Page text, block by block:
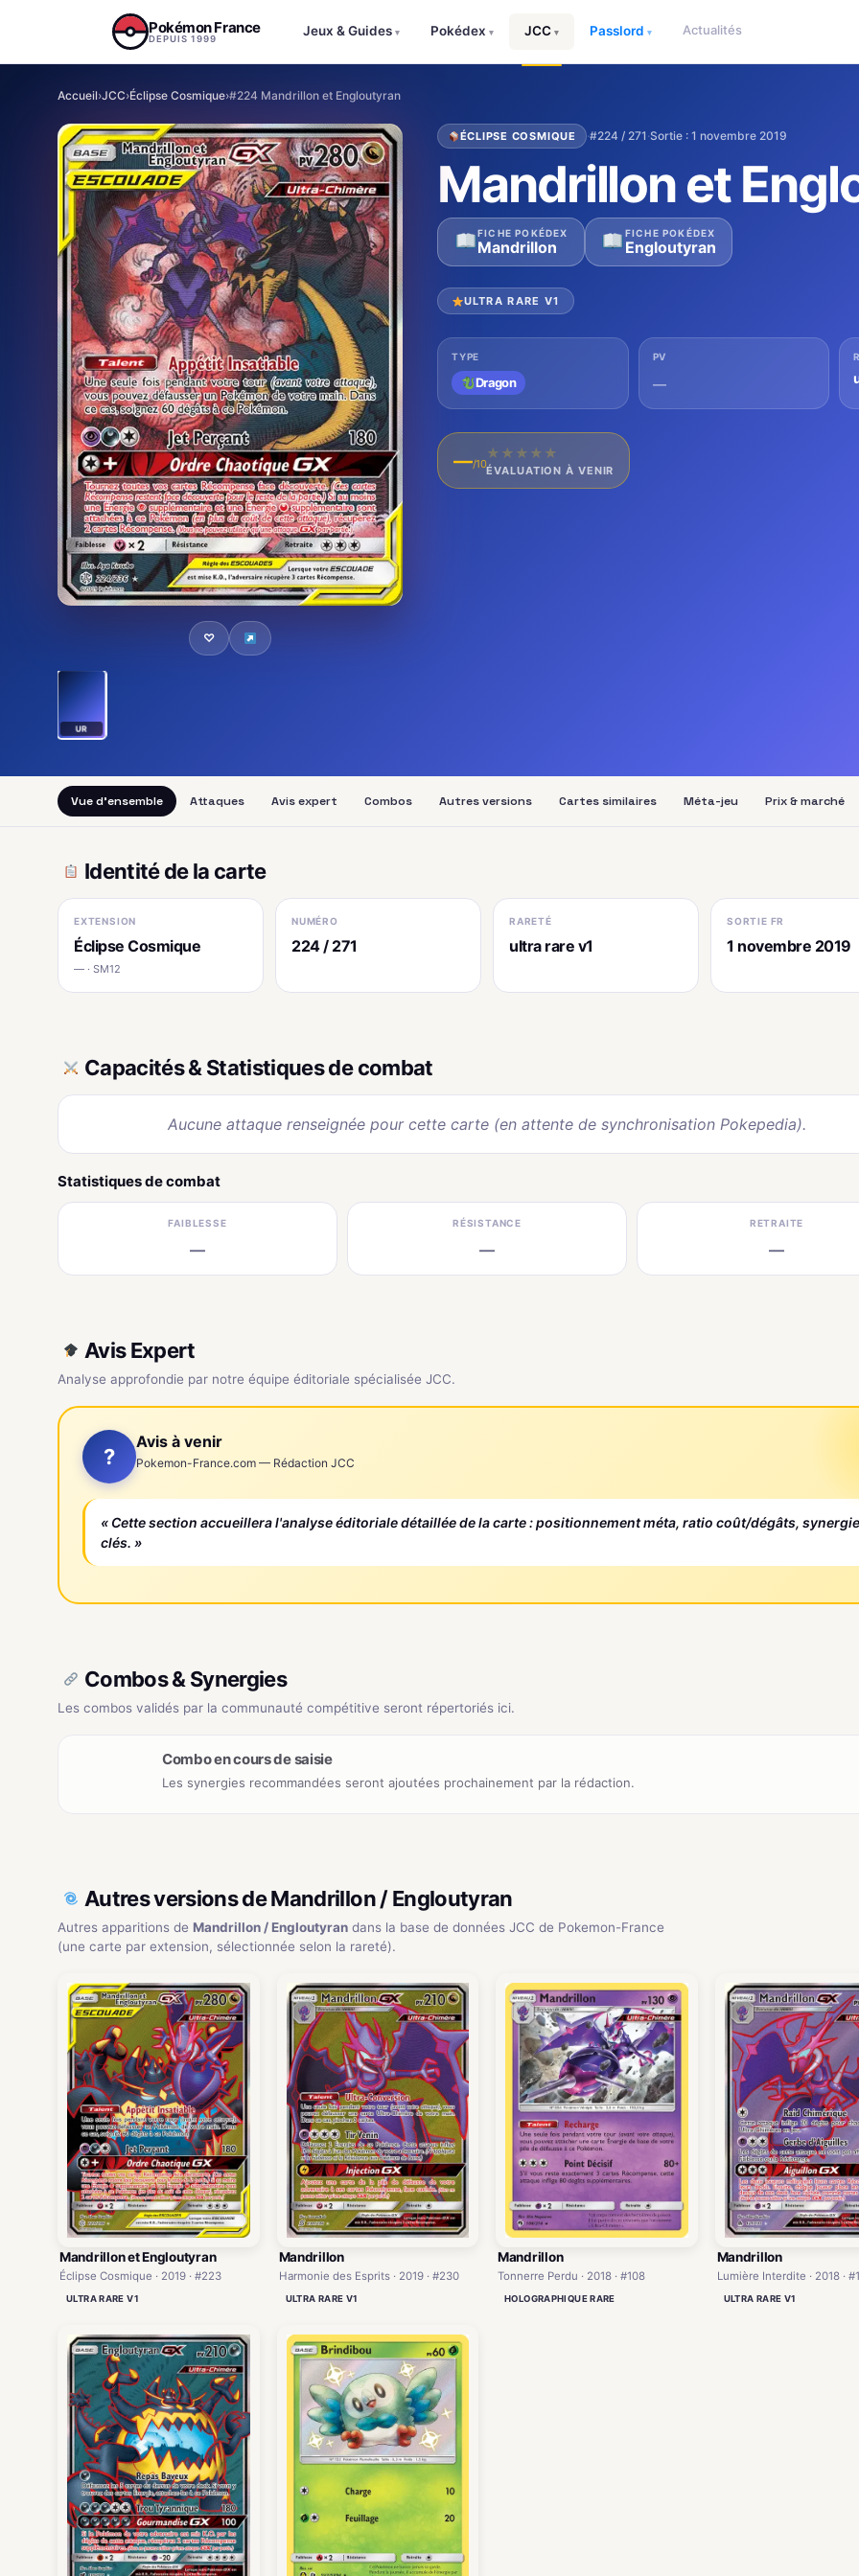
Pokémon France
DEPUIS 1999
Jeux & Guides ▾ Pokédex ▾ JCC ▾ Passlord ▾ Actualités
Accueil›JCC›Éclipse Cosmique›#224 Mandrillon et Engloutyran
♡
UR
ÉCLIPSE COSMIQUE ·#224 / 271 ·Sortie : 1 novembre 2019
Mandrillon et
FICHE POKÉDEX
Mandrillon
FICHE POKÉDEX
Engloutyran
ULTRA RARE V1
TYPE
Dragon
PV
—
—/10
★ ★ ★ ★ ★
ÉVALUATION À VENIR
Vue d'ensemble Attaques Avis expert Combos Autres versions Cartes similaires Méta-jeu Prix & marché
Identité de la carte
EXTENSION
Éclipse Cosmique
— · SM12
NUMÉRO
224 / 271
RARETÉ
ultra rare v1
SORTIE FR
1 novembre 2019
Capacités & Statistiques de combat
Aucune attaque renseignée pour cette carte (en attente de synchronisation Pokepedia).
Statistiques de combat
FAIBLESSE
—
RÉSISTANCE
—
RETRAITE
—
Avis Expert
Analyse approfondie par notre équipe éditoriale spécialisée JCC.
?
Avis à venir
Pokemon-France.com — Rédaction JCC
« Cette section accueillera l'analyse éditoriale détaillée de la carte : positionnement méta, ratio coût/dégâts,
clés. »
Combos & Synergies
Les combos validés par la communauté compétitive seront répertoriés ici.
Combo en cours de saisie
Les synergies recommandées seront ajoutées prochainement par la rédaction.
Autres versions de Mandrillon / Engloutyran
Autres apparitions de Mandrillon / Engloutyran dans la base de données JCC de Pokemon-France
(une carte par extension, sélectionnée selon la rareté).
Mandrillon et Engloutyran
Éclipse Cosmique · 2019 · #223
ULTRA RARE V1
Mandrillon
Harmonie des Esprits · 2019 · #230
ULTRA RARE V1
Mandrillon
Tonnerre Perdu · 2018 · #108
HOLOGRAPHIQUE RARE
Mandrillon
Lumière Interdite · 2018 ·
ULTRA RARE V1